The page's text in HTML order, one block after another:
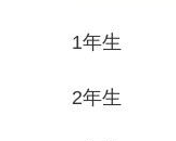
1年生
2年生